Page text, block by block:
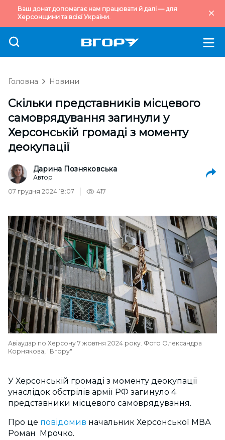
Ваш донат допомагає нам працювати й далі — для
Херсонщини та всієї України.
Головна Новини
Скільки представників місцевого
самоврядування загинули у
Херсонській громаді з моменту
деокупації
Дарина Позняковська
Автор
07 грудня 2024 18:07
417
Авіаудар по Херсону 7 жовтня 2024 року. Фото Олександра
Корнякова, "Вгору"
У Херсонській громаді з моменту деокупації
унаслідок обстрілів армії РФ загинуло 4
представники місцевого самоврядування.
Про це повідомив начальник Херсонської МВА
Роман Мрочко.